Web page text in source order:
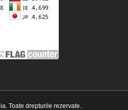
Toate drepturile rezervate.